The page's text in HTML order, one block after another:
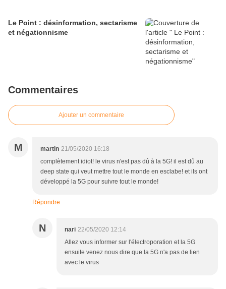
Le Point : désinformation, sectarisme
et négationnisme
Commentaires
Ajouter un commentaire
M martin 21/05/2020 16:18
complètement idiot! le virus n'est pas dû à la 5G! il est dû au
deep state qui veut mettre tout le monde en esclabe! et ils ont
développé la 5G pour suivre tout le monde!
Répondre
N nari 22/05/2020 12:14
Allez vous informer sur l'électroporation et la 5G
ensuite venez nous dire que la 5G n'a pas de lien
avec le virus